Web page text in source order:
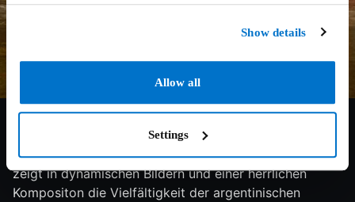
Show details
Allow all
Settings
5.4/10 2015 85 min Doku
Carlos Sauras dokumentarischer Tanz- und Musikfilm
zeigt in dynamischen Bildern und einer herrlichen
Kompositon die Vielfältigkeit der argentinischen